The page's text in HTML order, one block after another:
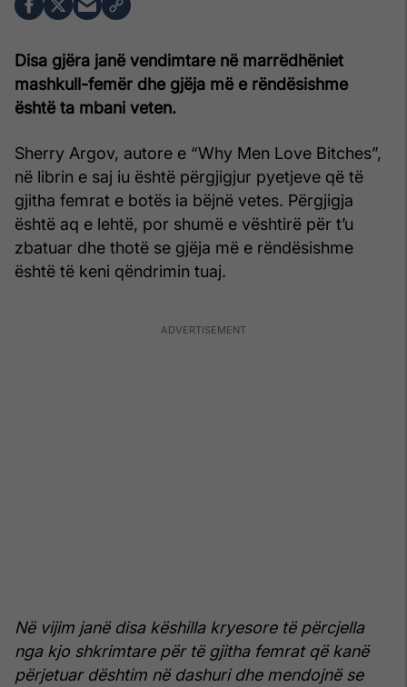
Disa gjëra janë vendimtare në marrëdhëniet
mashkull-femër dhe gjëja më e rëndësishme
është ta mbani veten.
Sherry Argov, autore e “Why Men Love Bitches”,
në librin e saj iu është përgjigjur pyetjeve që të
gjitha femrat e botës ia bëjnë vetes. Përgjigja
është aq e lehtë, por shumë e vështirë për t’u
zbatuar dhe thotë se gjëja më e rëndësishme
është të keni qëndrimin tuaj.
Në vijim janë disa këshilla kryesore të përcjella
nga kjo shkrimtare për të gjitha femrat që kanë
përjetuar dështim në dashuri dhe mendojnë se